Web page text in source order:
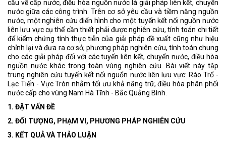
cầu về cấp nước, điều hòa nguồn nước là giải pháp liên kết, chuyển
nước giữa các công trình. Trên cơ sở yêu cầu và tiềm năng nguồn
nước, một nghiên cứu điển hình cho một tuyến kết nối nguồn nước
liên lưu vực cụ thể cần thiết phải được nghiên cứu, tính toán chi tiết
để kiểm chứng tính thực tiễn của giải pháp đề xuất cũng như hiệu
chỉnh lại và đưa ra cơ sở, phương pháp nghiên cứu, tính toán chung
cho các giải pháp đối với các tuyến liên kết, chuyển nước, điều hòa
nguồn nước khác trong toàn vùng nghiên cứu. Bài viết này tập
trung nghiên cứu tuyến kết nối nguổn nước liên lưu vực: Rào Trổ -
Lạc Tiến - Vực Tròn nhằm tối ưu khả năng trữ, điều hòa phân phối
nước cấp cho vùng Nam Hà Tĩnh - Bắc Quảng Bình.
1. ĐẶT VẤN ĐỀ
2. ĐỐI TƯỢNG, PHẠM VI, PHƯƠNG PHÁP NGHIÊN CỨU
3. KẾT QUẢ VÀ THẢO LUẬN